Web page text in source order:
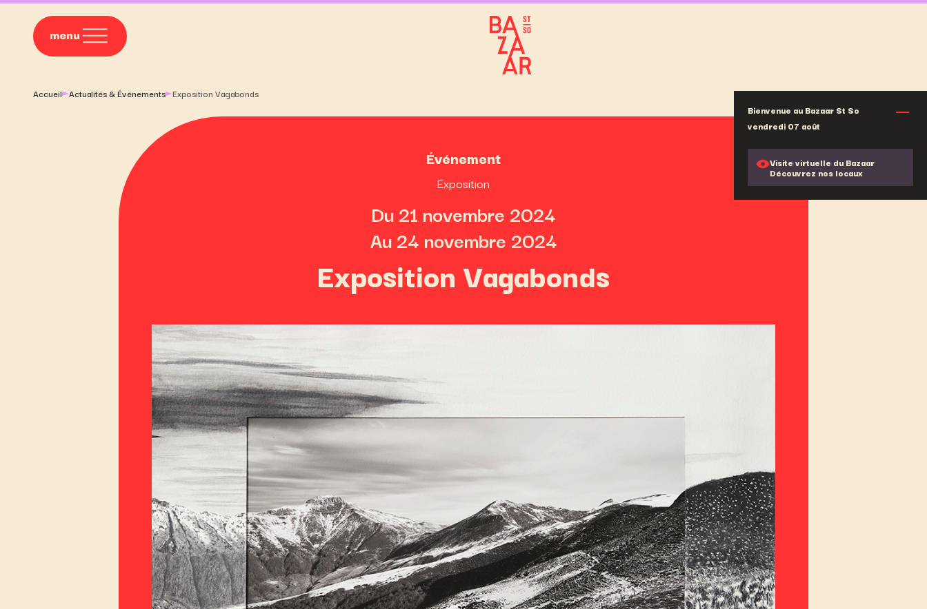
menu
Bienvenue au Bazaar St So
vendredi 07 août
Visite virtuelle du Bazaar
Découvrez nos locaux
Accueil Actualités & Événements Exposition Vagabonds
Événement
Exposition
Du 21 novembre 2024
Au 24 novembre 2024
Exposition Vagabonds